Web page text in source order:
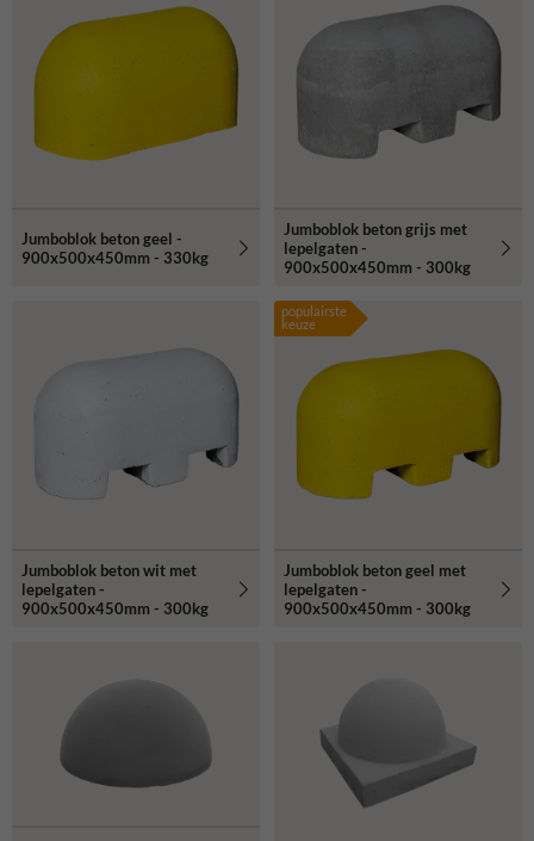
Jumboblok beton geel -
900x500x450mm - 330kg
Jumboblok beton grijs met
lepelgaten -
900x500x450mm - 300kg
Jumboblok beton wit met
lepelgaten -
900x500x450mm - 300kg
populairste
keuze
Jumboblok beton geel met
lepelgaten -
900x500x450mm - 300kg